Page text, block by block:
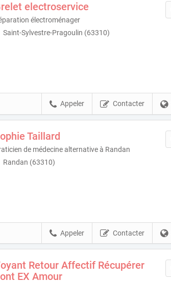
electroservice
électroménager
Saint-Sylvestre-Pragoulin (63310)
Contacter
Appeler
Taillard
de médecine alternative à Randan
Randan (63310)
Contacter
Appeler
Retour Affectif Récupérer
EX Amour